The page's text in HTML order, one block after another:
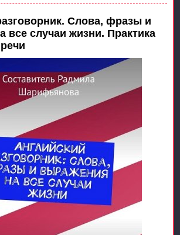
Слова, фразы и
все случаи жизни. Практика